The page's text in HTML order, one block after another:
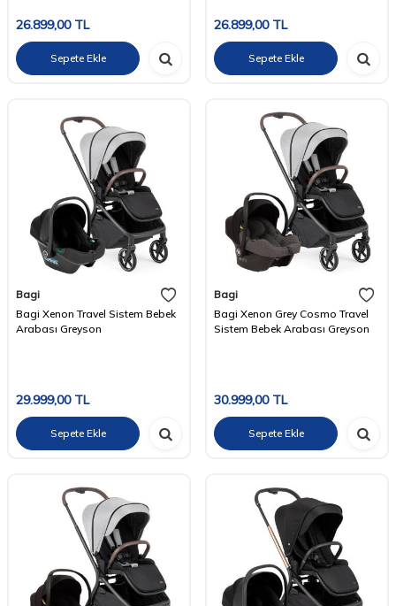
26.899,00TL
Sepete Ekle
26.899,00TL
Sepete Ekle
Bagi
Bagi Xenon Travel Sistem Bebek
Arabası Greyson
29.999,00TL
Sepete Ekle
Bagi
Bagi Xenon Grey Cosmo Travel
Sistem Bebek Arabası Greyson
30.999,00TL
Sepete Ekle